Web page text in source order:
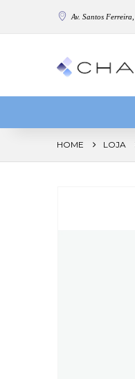
Av. Santos
HOME LOJA